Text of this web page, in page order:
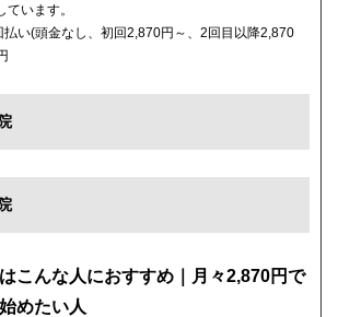
います。
い(頭金なし、初回2,870円～、2回目以降2,870
こんな人におすすめ｜月々2,870円で
めたい人